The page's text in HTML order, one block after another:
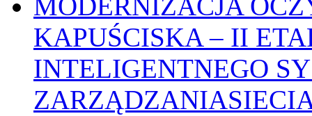
KAPUŚCISKA – II
INTELIGENTNEGO